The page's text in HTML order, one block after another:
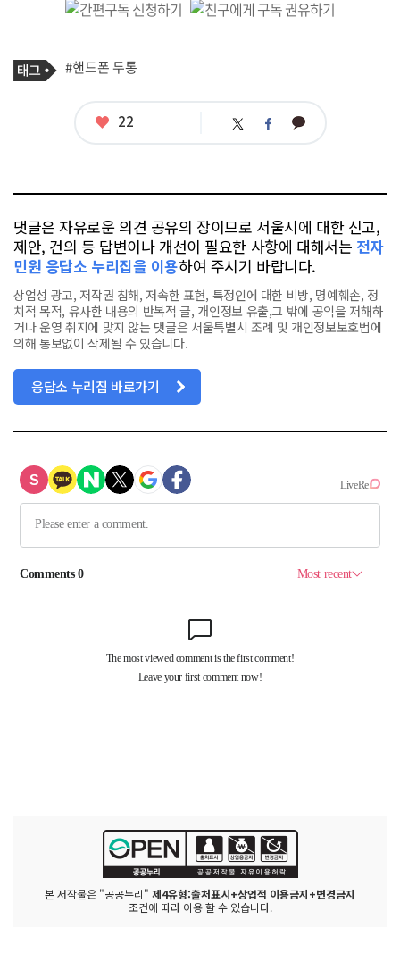
기
사
태
그
#핸드폰 두통
좋
22 트 페 카
댓글은 자유로운 의견 공유의 장이므로 서울시에 대한 신고,
제안, 건의 등 답변이나 개선이 필요한 사항에 대해서는 전자
민원 응답소 누리집을 이용하여 주시기 바랍니다.
상업성 광고, 저작권 침해, 저속한 표현, 특정인에 대한 비방, 명예훼손, 정
치적 목적, 유사한 내용의 반복적 글, 개인정보 유출,그 밖에 공익을 저해하
거나 운영 취지에 맞지 않는 댓글은 서울특별시 조례 및 개인정보보호법에
의해 통보없이 삭제될 수 있습니다.
응답소 누리집 바로가기
본 저작물은 "공공누리" 제4유형:출처표시+상업적 이용금지+변경금지
조건에 따라 이용 할 수 있습니다.